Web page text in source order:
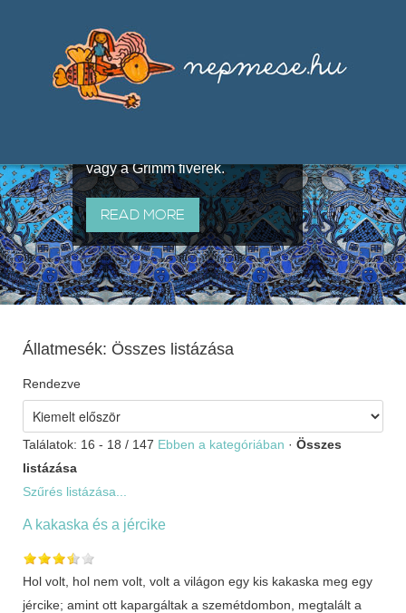
útján terjedő elbeszélésekből,
melyeket olyan ismert gyűjtők
állítottak össze, mint Benedek
vagy a Grimm fivérek.
READ MORE
Állatmesék: Összes listázása
Rendezve
Találatok: 16 - 18 / 147 Ebben a kategóriában · Összes
listázása
Szűrés listázása...
A kakaska és a jércike
Hol volt, hol nem volt, volt a világon egy kis kakaska meg egy
jércike; amint ott kapargáltak a szemétdombon, megtalált a